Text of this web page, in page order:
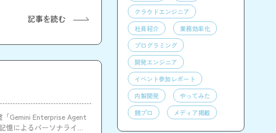
記事を読む
Gemini Enterprise Agent
憶によるパーソナライズ
クラウドエンジニア
社員紹介
業務効率化
プログラミング
開発エンジニア
イベント参加レポート
内製開発
やってみた
競プロ
メディア掲載